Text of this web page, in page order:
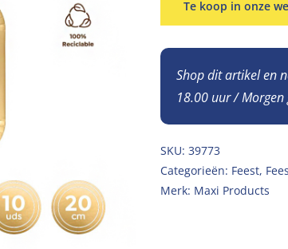
Te koop in onze
Shop dit artikel en
18.00 uur /
SKU: 39773
Categorieën: Feest,
Merk: Maxi Products